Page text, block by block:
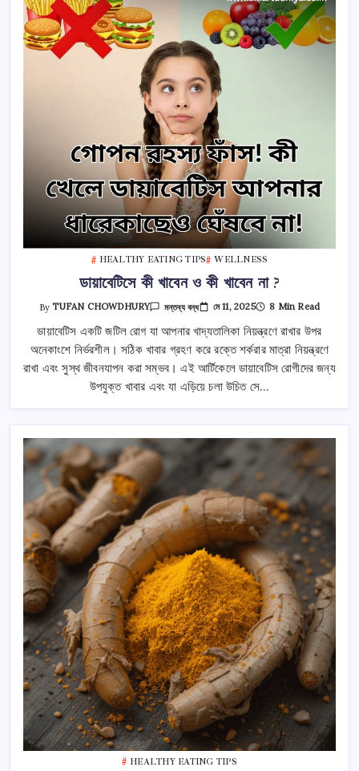
When
And
How
Feed
তে
HEALTHY EATING TIPS WELLNESS
ডায়াবেটিসে কী খাবেন ও কী খাবেন না ?
ByTUFAN CHOWDHURY
ডায়াবেটিসে
খাবেন
ও
কী
খাবেন
না
তে
মন্তব্য বন্ধ মে 11, 2025 8 Min Read
ডায়াবেটিস একটি জটিল রোগ যা আপনার খাদ্যতালিকা নিয়ন্ত্রণে রাখার উপর
অনেকাংশে নির্ভরশীল। সঠিক খাবার গ্রহণ করে রক্তে শর্করার মাত্রা নিয়ন্ত্রণে
রাখা এবং সুস্থ জীবনযাপন করা সম্ভব। এই আর্টিকেলে ডায়াবেটিস রোগীদের জন্য
উপযুক্ত খাবার এবং যা এড়িয়ে চলা উচিত সে…
HEALTHY EATING TIPS